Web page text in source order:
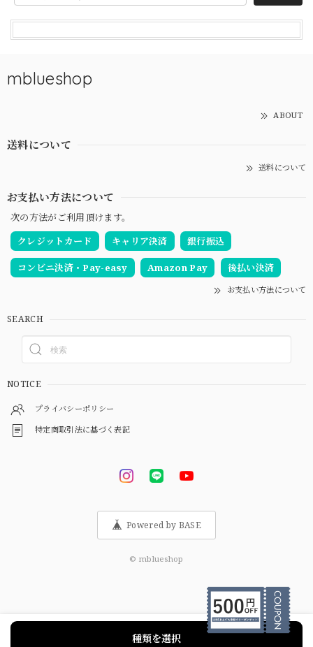
mblueshop
ABOUT
送料について
送料について
お支払い方法について
次の方法がご利用頂けます。
クレジットカード
キャリア決済 銀行振込
コンビニ決済・Pay-easy Amazon Pay 後払い決済
お支払い方法について
SEARCH
NOTICE
プライバシーポリシー
特定商取引法に基づく表記
Powered by BASE
© mblueshop
種類を選択